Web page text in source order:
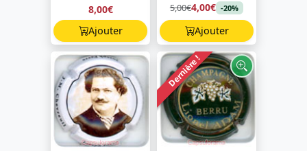
8,00€
Ajouter
5,00€4,00€ -20%
Ajouter
Dernière !